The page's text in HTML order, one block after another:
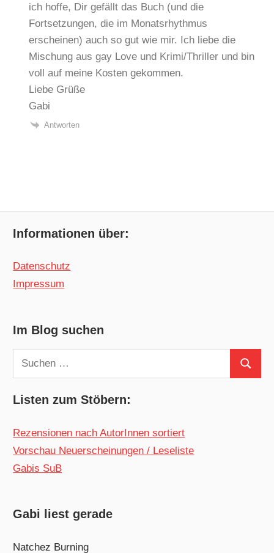
ich hoffe, Dir gefällt das Buch (und die
Fortsetzungen, die im Monatsrhythmus
erscheinen) auch so gut wie mir. Ich liebe die
Mischung aus gay Love und Krimi/Thriller und bin
voll auf meine Kosten gekommen.
Liebe Grüße
Gabi
Antworten
Informationen über:
Datenschutz
Impressum
Im Blog suchen
Suchen
nach:
Suchen
Listen zum Stöbern:
Rezensionen nach AutorInnen sortiert
Vorschau Neuerscheinungen / Leseliste
Gabis SuB
Gabi liest gerade
Natchez Burning